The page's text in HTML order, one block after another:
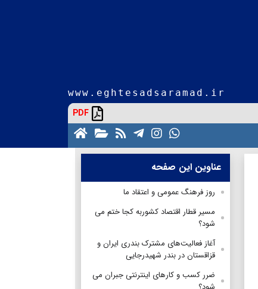
www.eghtesadsaramad.ir
PDF
عناوین این صفحه
روز فرهنگ عمومی و اعتقاد ما
مسیر قطار اقتصاد کشوربه کجا ختم می
شود؟
آغاز فعالیت‌های مشترک بندری ایران و
قزاقستان در بندر شهیدرجایی
ضرر کسب و کارهای اینترنتی جبران می